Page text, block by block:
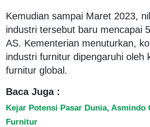
Kemudian sampai Maret 2023,
industri tersebut baru mencapai
AS. Kementerian menuturkan,
industri furnitur dipengaruhi oleh
furnitur global.
Baca Juga :
Kejar Potensi Pasar Dunia, Asmindo
Furnitur